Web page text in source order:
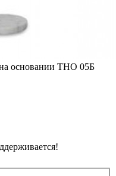
основании ТНО 05Б